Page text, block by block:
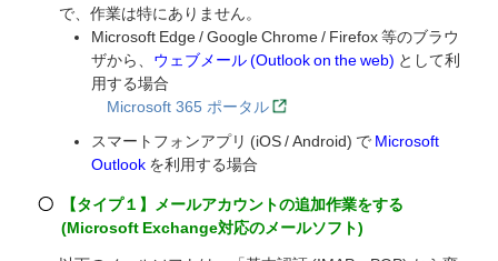
で、作業は特にありません。
Microsoft Edge / Google Chrome / Firefox 等のブラウ
ザから、 ウェブメール (Outlook on the web) として利
用する場合
Microsoft 365 ポータル
スマートフォンアプリ (iOS / Android) で Microsoft
Outlook を利用する場合
【タイプ１】メールアカウントの追加作業をする
(Microsoft Exchange対応のメールソフト)